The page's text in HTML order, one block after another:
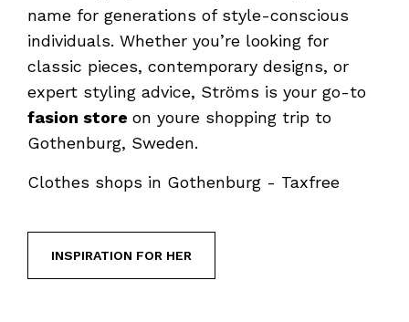
name for generations of style-conscious
individuals. Whether you’re looking for
classic pieces, contemporary designs, or
expert styling advice, Ströms is your go-to
fasion store on youre shopping trip to
Gothenburg, Sweden.
Clothes shops in Gothenburg - Taxfree
INSPIRATION FOR HER